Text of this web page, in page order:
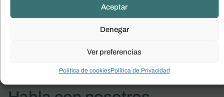
Aceptar
Denegar
Ver preferencias
Política de cookiesPolítica de Privacidad